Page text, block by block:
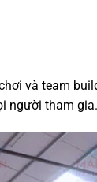
và team
người tham gia.